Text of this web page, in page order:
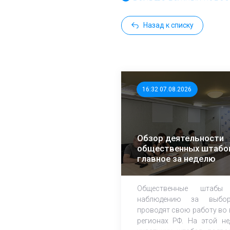
Назад к списку
16:32 07.08.2026
Обзор деятельности
общественных
главное за неделю
Общественные
наблюдению за
проводят свою работу во
регионах РФ. На этой